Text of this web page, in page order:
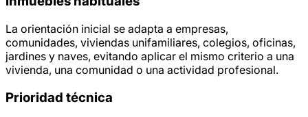
La orientación inicial se adapta a empresas,
comunidades, viviendas unifamiliares, colegios, oficinas,
jardines y naves, evitando aplicar el mismo criterio a una
vivienda, una comunidad o una actividad profesional.
Prioridad técnica